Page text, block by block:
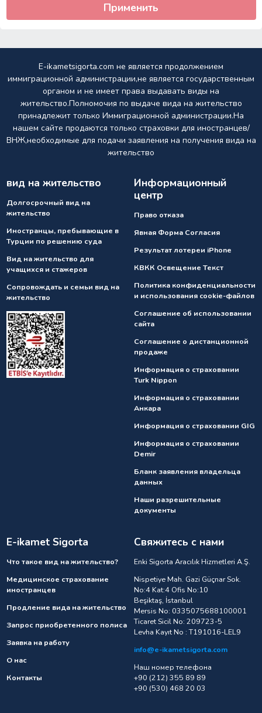
Применить
E-ikametsigorta.com не является продолжением
иммиграционной администрации,не является государственным
органом и не имеет права выдавать виды на
жительство.Полномочия по выдаче вида на жительство
принадлежит только Иммиграционной администрации.На
нашем сайте продаются только страховки для иностранцев/
ВНЖ,необходимые для подачи заявления на получения вида на
жительство
вид на жительство
Долгосрочный вид на
жительство
Иностранцы, пребывающие в
Турции по решению суда
Вид на жительство для
учащихся и стажеров
Сопровождать и семьи вид на
жительство
Информационный
центр
Право отказа
Явная Форма Согласия
Результат лотереи iPhone
КВКК Освещение Текст
Политика конфиденциальности
и использования cookie-файлов
Соглашение об использовании
сайта
Соглашение о дистанционной
продаже
Информация о страховании
Turk Nippon
Информация о страховании
Анкарa
Информация о страховании GIG
Информация о страховании
Demir
Бланк заявления владельца
данных
Наши разрешительные
документы
E-ikamet Sigorta
Что такое вид на жительство?
Медицинское страхование
иностранцев
Продление вида на жительство
Запрос приобретенного полиса
Заявка на работу
О нас
Контакты
Свяжитесь с нами
Enki Sigorta Aracılık Hizmetleri A.Ş.
Nispetiye Mah. Gazi Güçnar Sok.
No:4 Kat:4 Ofis No:10
Beşiktaş, İstanbul
Mersis No: 0335075688100001
Ticaret Sicil No: 209723-5
Levha Kayıt No : T191016-LEL9
info@e-ikametsigorta.com
Наш номер телефона
+90 (212) 355 89 89
+90 (530) 468 20 03